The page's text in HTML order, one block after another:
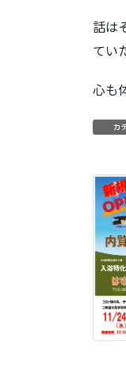
話は
てい
心も
カ